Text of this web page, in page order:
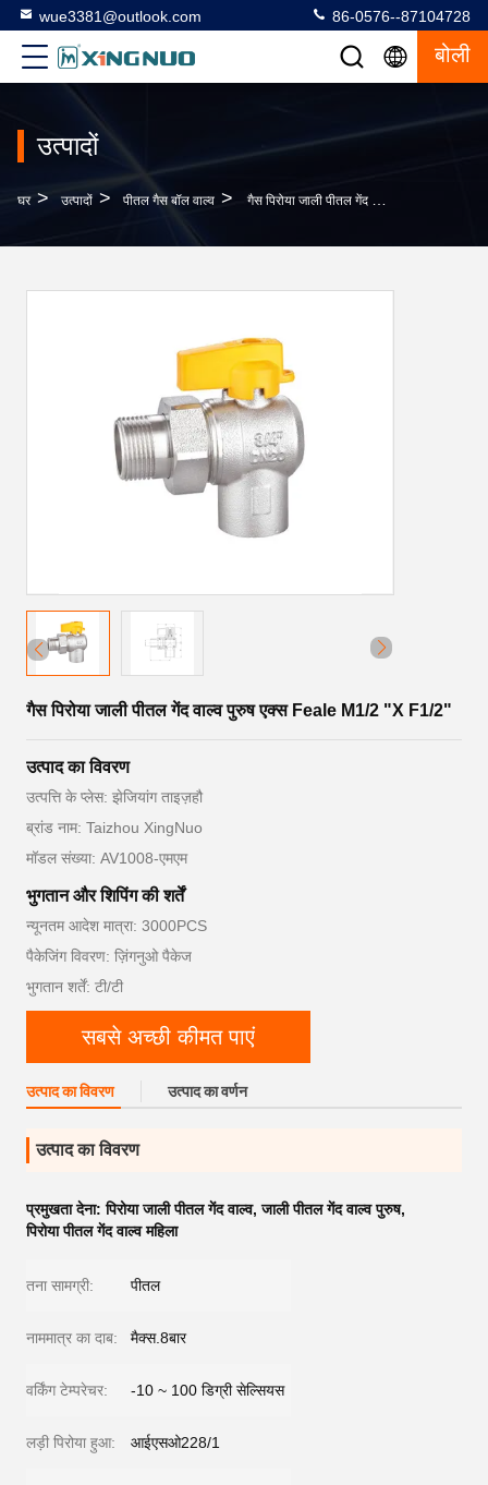
wue3381@outlook.com 86-0576--87104728
बोली
उत्पादों
घर > उत्पादों > पीतल गैस बॉल वाल्व > गैस पिरोया जाली पीतल गेंद वाल्व पुरुष एक्स Feale M1/2 "X F1/2"
गैस पिरोया जाली पीतल गेंद वाल्व पुरुष एक्स Feale M1/2 "X F1/2"
उत्पाद का विवरण
उत्पत्ति के प्लेस: झेजियांग ताइज़हौ
ब्रांड नाम: Taizhou XingNuo
मॉडल संख्या: AV1008-एमएम
भुगतान और शिपिंग की शर्तें
न्यूनतम आदेश मात्रा: 3000PCS
पैकेजिंग विवरण: ज़िंगनुओ पैकेज
भुगतान शर्तें: टी/टी
सबसे अच्छी कीमत पाएं
उत्पाद का विवरण उत्पाद का वर्णन
उत्पाद का विवरण
प्रमुखता देना:पिरोया जाली पीतल गेंद वाल्व,जाली पीतल गेंद वाल्व पुरुष,
पिरोया पीतल गेंद वाल्व महिला
तना सामग्री: पीतल
नाममात्र का दाब: मैक्स.8बार
वर्किंग टेम्परेचर: -10 ~ 100 डिग्री सेल्सियस
लड़ी पिरोया हुआ: आईएसओ228/1